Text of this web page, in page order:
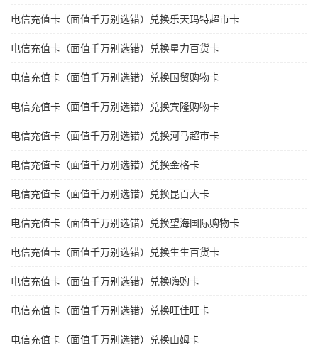
电信充值卡（面值千万别选错）兑换乐天玛特超市卡
电信充值卡（面值千万别选错）兑换星力百货卡
电信充值卡（面值千万别选错）兑换国贸购物卡
电信充值卡（面值千万别选错）兑换宾隆购物卡
电信充值卡（面值千万别选错）兑换河马超市卡
电信充值卡（面值千万别选错）兑换金格卡
电信充值卡（面值千万别选错）兑换昆百大卡
电信充值卡（面值千万别选错）兑换望海国际购物卡
电信充值卡（面值千万别选错）兑换生生百货卡
电信充值卡（面值千万别选错）兑换嗨购卡
电信充值卡（面值千万别选错）兑换旺佳旺卡
电信充值卡（面值千万别选错）兑换山姆卡